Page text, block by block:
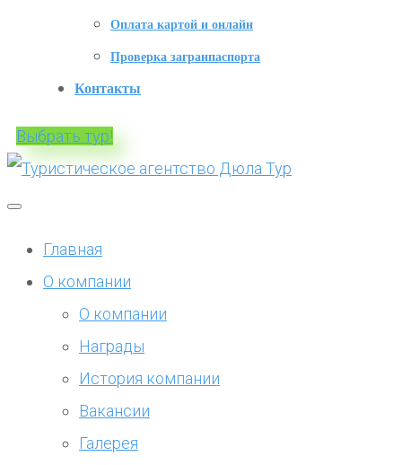
Оплата картой и онлайн
Проверка загранпаспорта
Контакты
Выбрать тур!
Главная
О компании
О компании
Награды
История компании
Вакансии
Галерея